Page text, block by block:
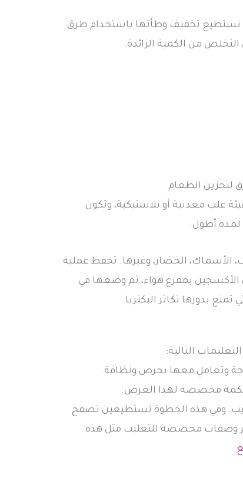
نستطيع تخفيف وطأتها باستخدام طرق
من الكمية الزائدة.
علب معدنية أو بلاستيكية، وتكون
لمدة أطول.
الأسماك، الخضار، وغيرها. تحفظ عملية
بمفرغ هواء، ثم وضعها في
بدورها تكاثر البكتريا.
التالية:
وتعاملِ معها بحرص ونظافة.
مخصصة لهذا الغرض.
وفي هذه الخطوة تستطيعين تصفح
وصفات مخصصة للتعليب مثل هذه